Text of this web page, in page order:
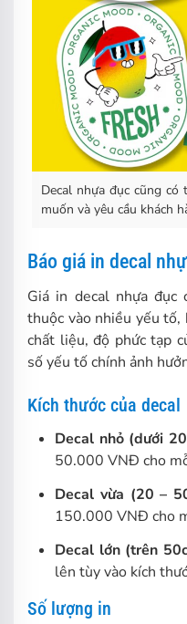
Decal nhựa đục cũng
muốn và yêu cầu khách
Báo giá in decal
Giá in decal nhựa
thuộc vào nhiều yếu tố,
chất liệu, độ phức tạp
số yếu tố chính ảnh
Kích thước của decal
Decal nhỏ (dưới
50.000 VNĐ cho
Decal vừa (20 –
150.000 VNĐ cho
Decal lớn (trên
lên tùy vào kích
Số lượng in